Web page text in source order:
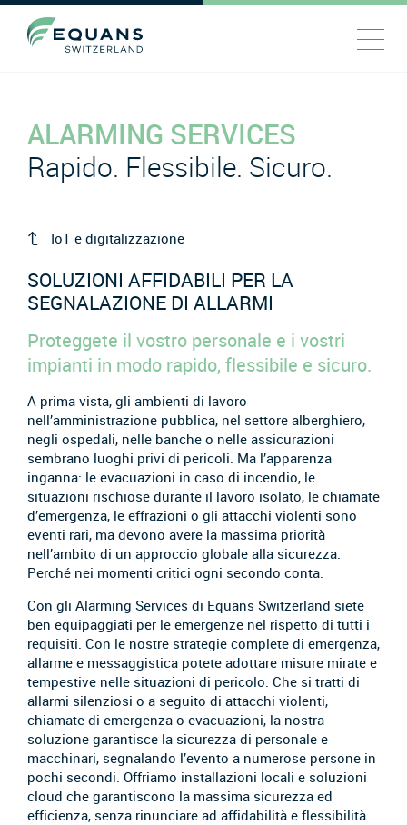
ALARMING SERVICES
Rapido. Flessibile. Sicuro.
IoT e digitalizzazione
SOLUZIONI AFFIDABILI PER LA
SEGNALAZIONE DI ALLARMI
Proteggete il vostro personale e i vostri
impianti in modo rapido, flessibile e sicuro.
A prima vista, gli ambienti di lavoro
nell’amministrazione pubblica, nel settore alberghiero,
negli ospedali, nelle banche o nelle assicurazioni
sembrano luoghi privi di pericoli. Ma l’apparenza
inganna: le evacuazioni in caso di incendio, le
situazioni rischiose durante il lavoro isolato, le chiamate
d’emergenza, le effrazioni o gli attacchi violenti sono
eventi rari, ma devono avere la massima priorità
nell’ambito di un approccio globale alla sicurezza.
Perché nei momenti critici ogni secondo conta.
Con gli Alarming Services di Equans Switzerland siete
ben equipaggiati per le emergenze nel rispetto di tutti i
requisiti. Con le nostre strategie complete di emergenza,
allarme e messaggistica potete adottare misure mirate e
tempestive nelle situazioni di pericolo. Che si tratti di
allarmi silenziosi o a seguito di attacchi violenti,
chiamate di emergenza o evacuazioni, la nostra
soluzione garantisce la sicurezza di personale e
macchinari, segnalando l’evento a numerose persone in
pochi secondi. Offriamo installazioni locali e soluzioni
cloud che garantiscono la massima sicurezza ed
efficienza, senza rinunciare ad affidabilità e flessibilità.